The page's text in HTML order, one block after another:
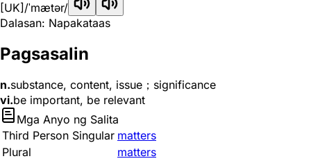
[UK] /ˈmætər/
Dalasan: Napakataas
Pagsasalin
n.substance, content, issue；significance
vi.be important, be relevant
Mga Anyo ng Salita
Third Person Singular matters
Plural
matters